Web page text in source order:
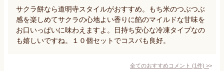
サクラ餅なら道明寺スタイルがおすすめ。もち米のつぶつぶ
感を楽しめてサクラの心地よい香りに餡のマイルドな甘味を
お口いっぱいに味わえますよ。日持ち安心な冷凍タイプなの
も嬉しいですね。１０個セットでコスパも良好。
全てのおすすめコメント (1件) >